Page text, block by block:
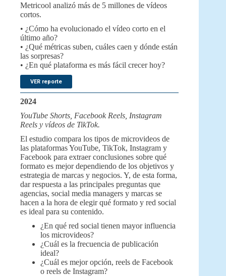
Metricool analizó más de 5 millones de vídeos
cortos.
• ¿Cómo ha evolucionado el vídeo corto en el
último año?
• ¿Qué métricas suben, cuáles caen y dónde están
las sorpresas?
• ¿En qué plataforma es más fácil crecer hoy?
VER reporte
2024
YouTube Shorts, Facebook Reels, Instagram
Reels y vídeos de TikTok.
El estudio compara los tipos de microvideos de
las plataformas YouTube, TikTok, Instagram y
Facebook para extraer conclusiones sobre qué
formato es mejor dependiendo de los objetivos y
estrategia de marcas y negocios. Y, de esta forma,
dar respuesta a las principales preguntas que
agencias, social media managers y marcas se
hacen a la hora de elegir qué formato y red social
es ideal para su contenido.
¿En qué red social tienen mayor influencia
los microvideos?
¿Cuál es la frecuencia de publicación
ideal?
¿Cuál es mejor opción, reels de Facebook
o reels de Instagram?